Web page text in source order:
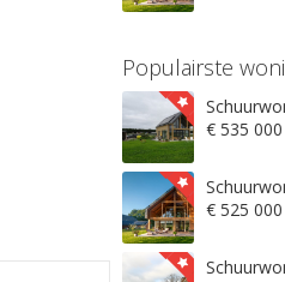
Populairste
€ 535 000
€ 525 000